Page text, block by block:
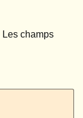
Les champs